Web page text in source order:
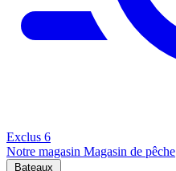
Exclus 6
Notre magasin Magasin de pêche
Bateaux